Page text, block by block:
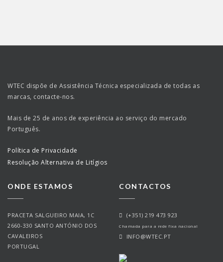
WTEC dispõe de Assistência Técnica especializada de todas as
marcas, contacte-nos.
Mais de 25 de anos de experiência ao serviço do mercado
Português.
Política de Privacidade
Resolução Alternativa de Litígios
ONDE ESTAMOS
PRACETA SALGUEIRO MAIA, 1C
2660-330 SANTO ANTÓNIO DOS
CAVALEIROS
PORTUGAL
CONTACTOS
(+351) 219 473 923
Chamada para a rede fixa nacional
INFO@WTEC.PT